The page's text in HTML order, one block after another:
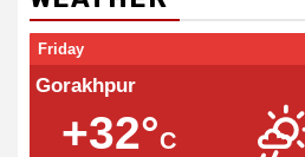
Friday
Gorakhpur
+32°C